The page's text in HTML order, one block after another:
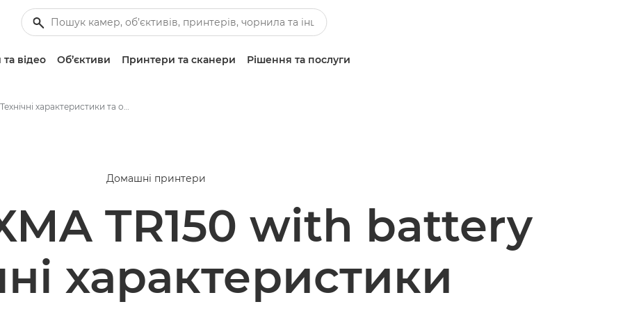
відео Об’єктиви Принтери та сканери Рішення та послуги
Технічні характеристики та особливості — PIXMA TR150 з батареєю — принтери
Домашні принтери
TR150 with battery
характеристики